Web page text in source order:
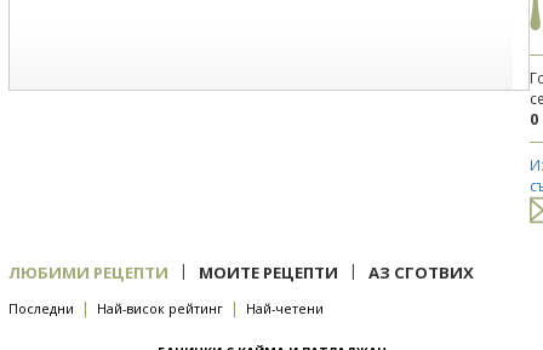
0
ЛЮБИМИ РЕЦЕПТИ | МОИТЕ РЕЦЕПТИ | АЗ СГОТВИХ
Последни | Най-висок рейтинг | Най-четени